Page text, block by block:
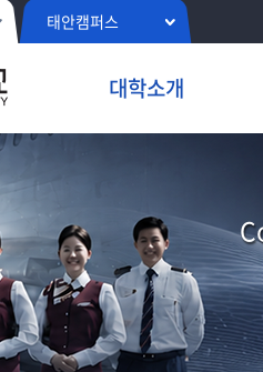
태안캠퍼스
대학소개